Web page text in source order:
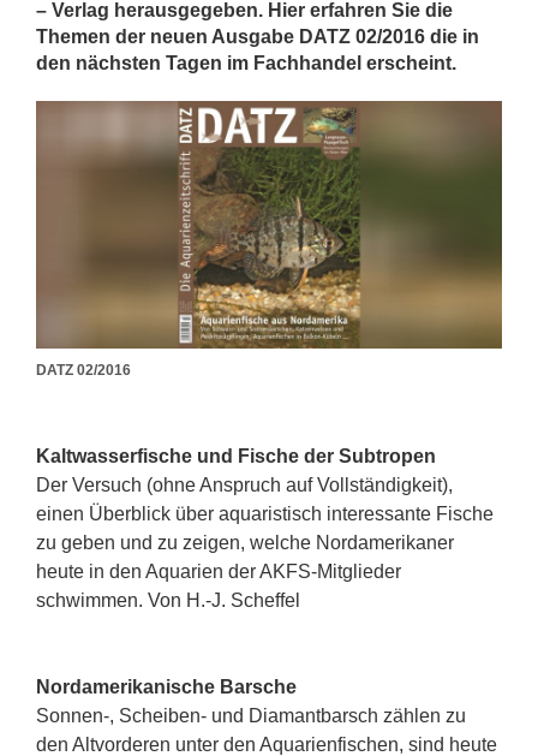
– Verlag herausgegeben. Hier erfahren Sie die
Themen der neuen Ausgabe DATZ 02/2016 die in
den nächsten Tagen im Fachhandel erscheint.
DATZ 02/2016
Kaltwasserfische und Fische der Subtropen
Der Versuch (ohne Anspruch auf Vollständigkeit),
einen Überblick über aquaristisch interessante Fische
zu geben und zu zeigen, welche Nordamerikaner
heute in den Aquarien der AKFS-Mitglieder
schwimmen. Von H.-J. Scheffel
Nordamerikanische Barsche
Sonnen-, Scheiben- und Diamantbarsch zählen zu
den Altvorderen unter den Aquarienfischen, sind heute